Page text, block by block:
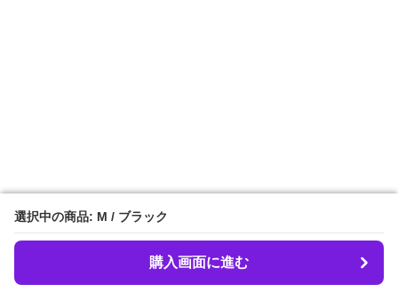
選択中の商品: M / ブラック
購入画面に進む
選択中の商品: M / ブラック
購入画面に進む